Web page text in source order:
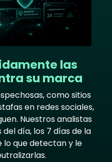
las
su marca
como sitios
en redes sociales,
Nuestros analistas
día, los 7 días de la
lo que detectan y le